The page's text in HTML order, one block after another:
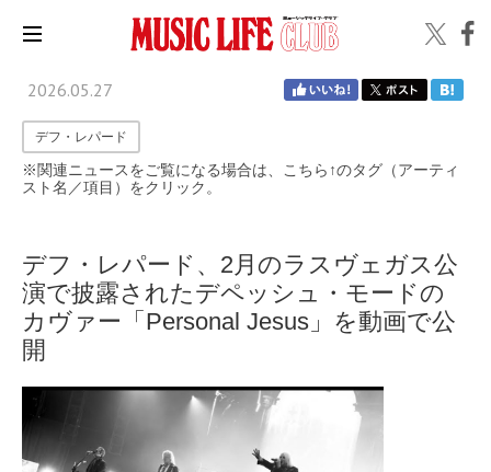
2026.05.27
デフ・レパード
※関連ニュースをご覧になる場合は、こちら↑のタグ（アーティ
スト名／項目）をクリック。
デフ・レパード、2月のラスヴェガス公
演で披露されたデペッシュ・モードの
カヴァー「Personal Jesus」を動画で公
開